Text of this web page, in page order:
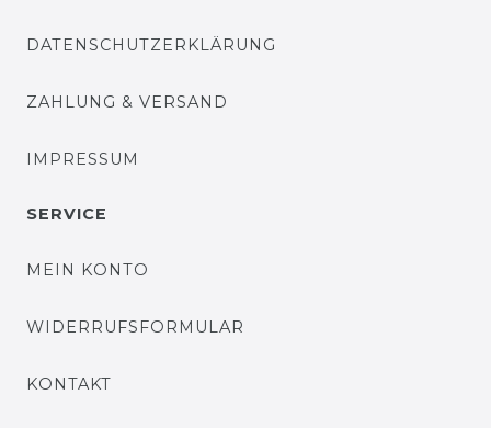
DATENSCHUTZERKLÄRUNG
ZAHLUNG & VERSAND
IMPRESSUM
SERVICE
MEIN KONTO
WIDERRUFSFORMULAR
KONTAKT